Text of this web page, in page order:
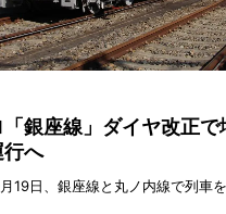
「銀座線」ダイヤ改正
へ
19日、銀座線と丸ノ内線で列車